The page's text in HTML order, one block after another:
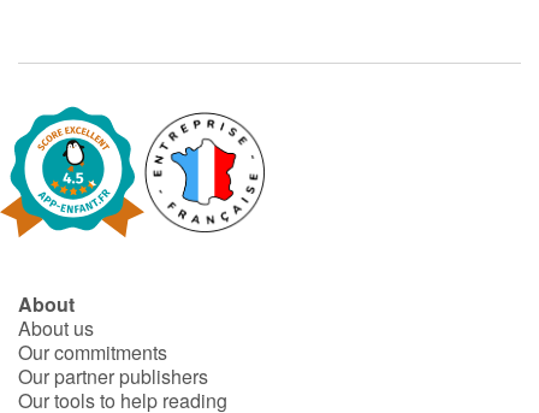
About
About us
Our commitments
Our partner publishers
Our tools to help reading